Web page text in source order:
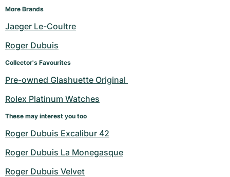
Gebruikte horloges
Dameshorloges
Gebruikte horloges
Dameshorloges
More Brands
Jaeger Le-Coultre
Roger Dubuis
Collector's Favourites
Pre-owned Glashuette Original
Rolex Platinum Watches
These may interest you too
Roger Dubuis Excalibur 42
Roger Dubuis La Monegasque
Roger Dubuis Velvet